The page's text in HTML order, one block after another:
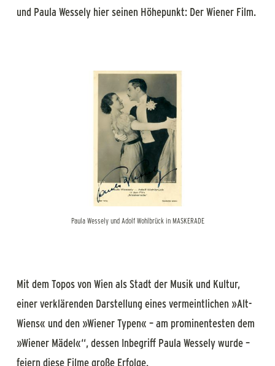
und Paula Wessely hier seinen Höhepunkt: Der Wiener Film.
Paula Wessely und Adolf Wohlbrück in MASKERADE
Mit dem Topos von Wien als Stadt der Musik und Kultur,
einer verklärenden Darstellung eines vermeintlichen »Alt-
Wiens« und den »Wiener Typen« – am prominentesten dem
»Wiener Mädel«“, dessen Inbegriff Paula Wessely wurde –
feiern diese Filme große Erfolge.